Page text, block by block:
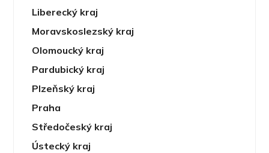
Liberecký kraj
Moravskoslezský kraj
Olomoucký kraj
Pardubický kraj
Plzeňský kraj
Praha
Středočeský kraj
Ústecký kraj